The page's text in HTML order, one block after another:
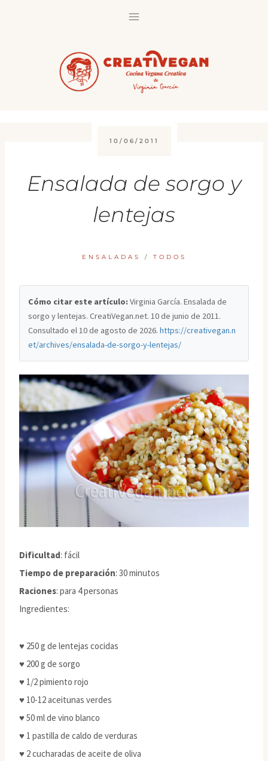
10/06/2011
Ensalada de sorgo y
lentejas
ENSALADAS / TODOS
Cómo citar este artículo: Virginia García. Ensalada de
sorgo y lentejas. CreatiVegan.net. 10 de junio de 2011.
Consultado el10 de agosto de 2026.https://creativegan.n
et/archives/ensalada-de-sorgo-y-lentejas/
Dificultad: fácil
Tiempo de preparación: 30 minutos
Raciones: para 4 personas
Ingredientes:
♥ 250 g de lentejas cocidas
♥ 200 g de sorgo
♥ 1/2 pimiento rojo
♥ 10-12 aceitunas verdes
♥ 50 ml de vino blanco
♥ 1 pastilla de caldo de verduras
♥ 2 cucharadas de aceite de oliva